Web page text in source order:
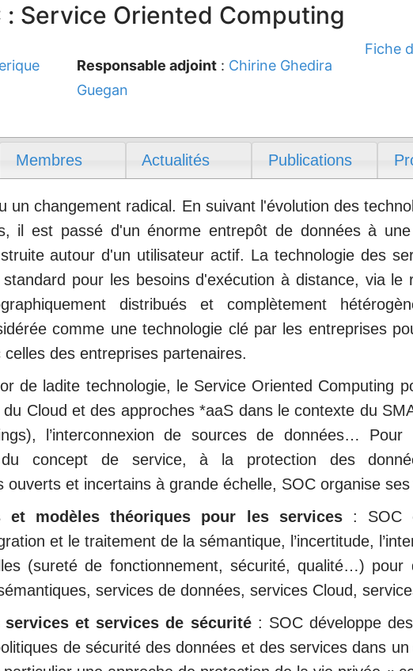
: Service Oriented Computing
Responsable adjoint : Chirine Ghedira
Guegan
Fiche
Membres Actualités Publications
un changement radical. En suivant l'évolution des
il est passé d'un énorme entrepôt de données à
autour d'un utilisateur actif. La technologie des
standard pour les besoins d'exécution à distance, via le
distribués et complètement
comme une technologie clé par les entreprises
des entreprises partenaires.
de ladite technologie, le Service Oriented Computing
Cloud et des approches *aaS dans le contexte du
l’interconnexion de sources de données…
du concept de service, à la protection des
ouverts et incertains à grande échelle, SOC organise
et modèles théoriques pour les services: SOC
et le traitement de la sémantique, l’incertitude,
(sureté de fonctionnement, sécurité, qualité…) pour
services de données, services Cloud,
services et services de sécurité: SOC développe
de sécurité des données et des services dans